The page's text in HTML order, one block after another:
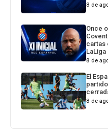
8 de
Once
cartas
LaLiga
8 de
El
8 de